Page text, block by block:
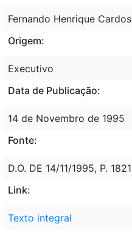
Fernando Henrique
Origem:
Executivo
Data de Publicação:
14 de Novembro de 1995
Fonte:
D.O. DE 14/11/1995, P.
Link:
Texto integral